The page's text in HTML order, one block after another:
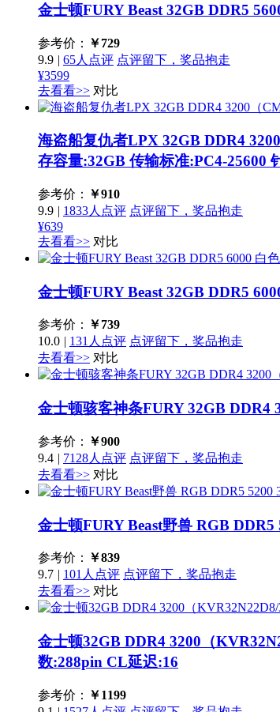
金士顿FURY Beast 32GB DDR5
参考价： ￥729
9.9 | 65人点评 点评留下，奖品抱走
¥3599
去看看>> 对比
海盗船复仇者LPX 32GB DDR4
存容量:32GB 传输标准:PC4-25600
参考价： ￥910
9.9 | 1833人点评 点评留下，奖品抱走
¥639
去看看>> 对比
金士顿FURY Beast 32GB DDR5
参考价： ￥739
10.0 | 131人点评 点评留下，奖品抱走
去看看>> 对比
金士顿骇客神条FURY 32GB DDR4
参考价： ￥900
9.4 | 7128人点评 点评留下，奖品抱走
去看看>> 对比
金士顿FURY Beast野兽 RGB DDR5
参考价： ￥839
9.7 | 101人点评 点评留下，奖品抱走
去看看>> 对比
金士顿32GB DDR4 3200（
数:288pin CL延迟:16
参考价： ￥1199